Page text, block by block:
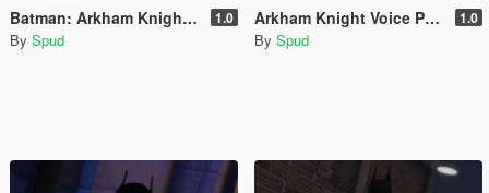
Batman: Arkham Knight Voice Pack 1.0
By Spud
Arkham Knight Voice Pack 1.0
By Spud